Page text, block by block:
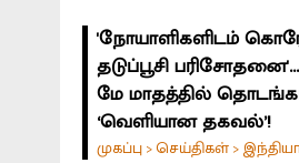
'நோயாளிகளிடம்
தடுப்பூசி
மே மாதத்தில்
‘வெளியான தகவல்’!
முகப்பு >செய்திகள் >